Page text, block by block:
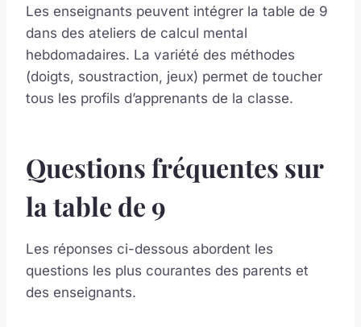
Les enseignants peuvent intégrer la table de 9
dans des ateliers de calcul mental
hebdomadaires. La variété des méthodes
(doigts, soustraction, jeux) permet de toucher
tous les profils d’apprenants de la classe.
Questions fréquentes sur
la table de 9
Les réponses ci-dessous abordent les
questions les plus courantes des parents et
des enseignants.